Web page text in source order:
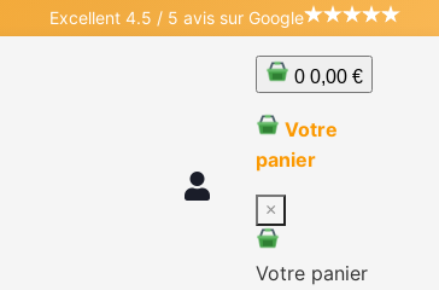
Excellent 4.5 / 5 avis sur Google
0 0,00 €
Votre
panier
×
Votre panier